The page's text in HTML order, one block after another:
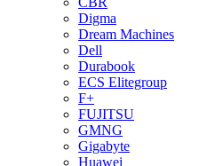
Digma
Dream Machines
Dell
Durabook
ECS Elitegroup
F+
FUJITSU
GMNG
Gigabyte
Huawei